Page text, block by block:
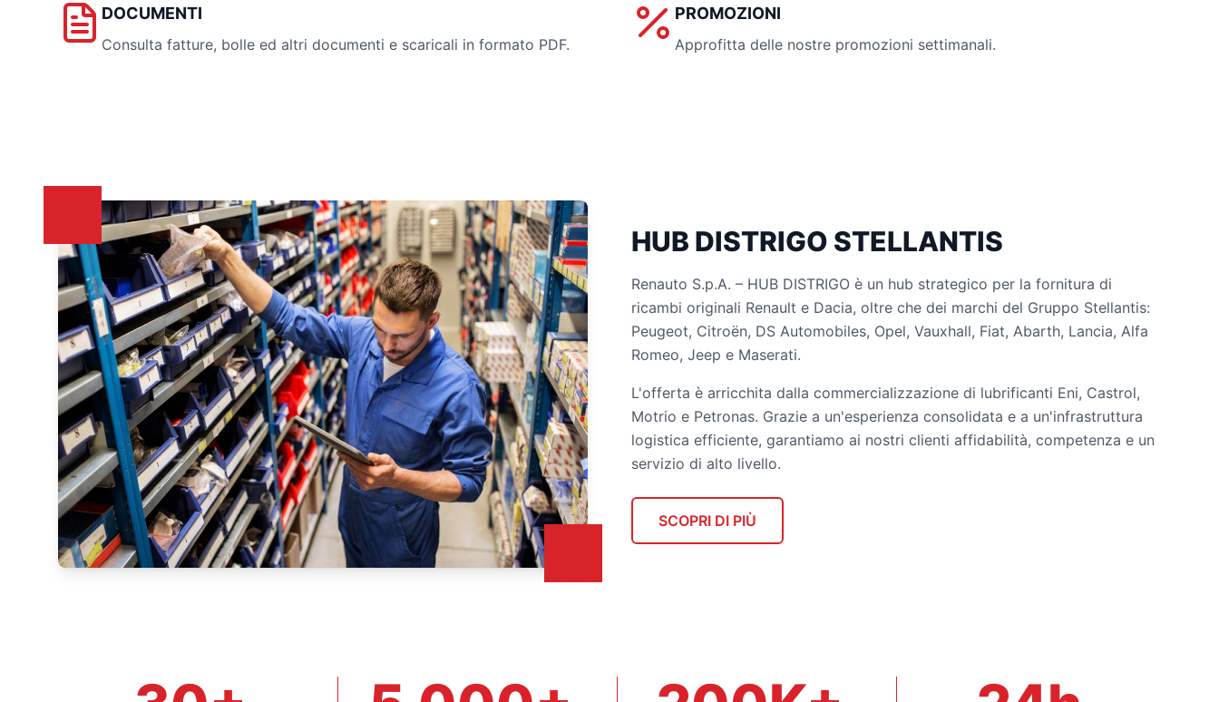
DOCUMENTI
Consulta fatture, bolle ed altri documenti e scaricali in formato PDF.
PROMOZIONI
Approfitta delle nostre promozioni settimanali.
HUB DISTRIGO STELLANTIS
Renauto S.p.A. – HUB DISTRIGO è un hub strategico per la fornitura di
ricambi originali Renault e Dacia, oltre che dei marchi del Gruppo Stellantis:
Peugeot, Citroën, DS Automobiles, Opel, Vauxhall, Fiat, Abarth, Lancia, Alfa
Romeo, Jeep e Maserati.
L'offerta è arricchita dalla commercializzazione di lubrificanti Eni, Castrol,
Motrio e Petronas. Grazie a un'esperienza consolidata e a un'infrastruttura
logistica efficiente, garantiamo ai nostri clienti affidabilità, competenza e un
servizio di alto livello.
SCOPRI DI PIÙ